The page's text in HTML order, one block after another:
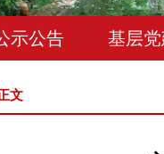
示公告 基层
文